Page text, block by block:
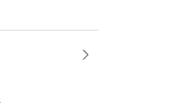
お断りさせて